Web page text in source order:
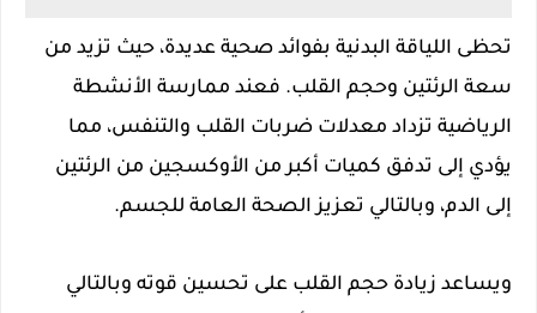
تحظى اللياقة البدنية بفوائد صحية عديدة، حيث تزيد من
سعة الرئتين وحجم القلب. فعند ممارسة الأنشطة
الرياضية تزداد معدلات ضربات القلب والتنفس، مما
يؤدي إلى تدفق كميات أكبر من الأوكسجين من الرئتين
إلى الدم، وبالتالي تعزيز الصحة العامة للجسم.
ويساعد زيادة حجم القلب على تحسين قوته وبالتالي